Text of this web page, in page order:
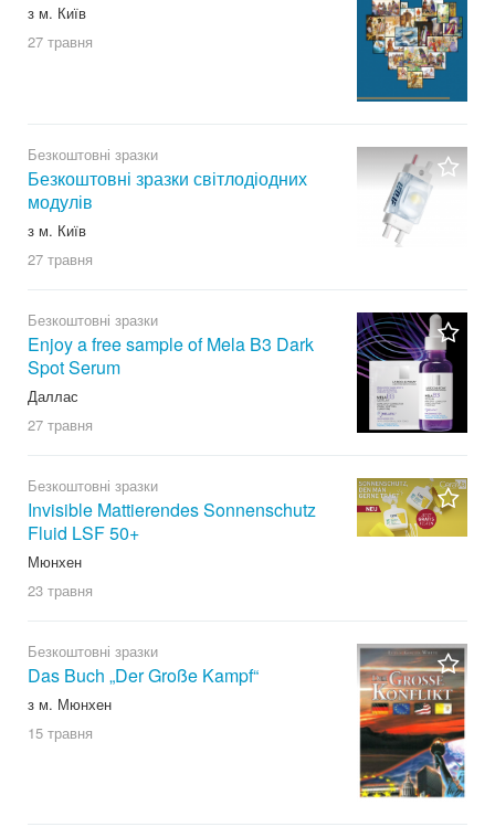
з м. Київ
27 травня
Безкоштовні зразки
Безкоштовні зразки світлодіодних
модулів
з м. Київ
27 травня
Безкоштовні зразки
Enjoy a free sample of Mela B3 Dark
Spot Serum
Даллас
27 травня
Безкоштовні зразки
Invisible Mattierendes Sonnenschutz
Fluid LSF 50+
Мюнхен
23 травня
Безкоштовні зразки
Das Buch „Der Große Kampf“
з м. Мюнхен
15 травня